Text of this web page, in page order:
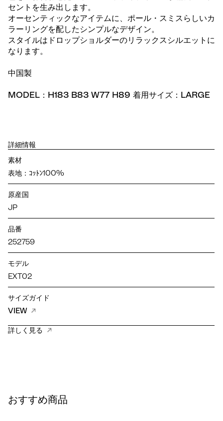
セントを生み出します。
オーセンティックなアイテムに、ポール・スミスらしいカ
ラーリングを配したシンプルなデザイン。
スタイルはドロップショルダーのリラックスシルエットに
なります。
中国製
MODEL：H183 B83 W77 H89 着用サイズ：LARGE
詳細情報
素材
表地：ｺｯﾄﾝ100%
原産国
JP
品番
252759
モデル
EXT02
サイズガイド
VIEW
詳しく見る
おすすめ商品